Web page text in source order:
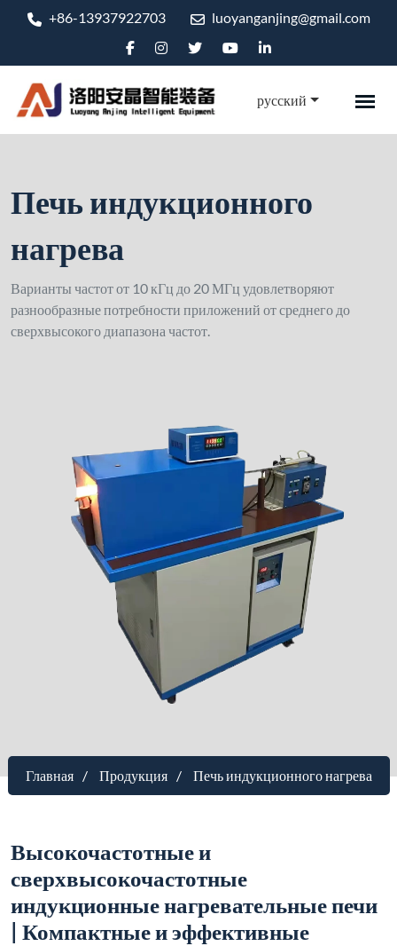
+86-13937922703 luoyanganjing@gmail.com
русский
Печь индукционного
нагрева
Варианты частот от 10 кГц до 20 МГц удовлетворяют
разнообразные потребности приложений от среднего до
сверхвысокого диапазона частот.
Главная Продукция Печь индукционного нагрева
Высокочастотные и
сверхвысокочастотные
индукционные нагревательные печи
| Компактные и эффективные